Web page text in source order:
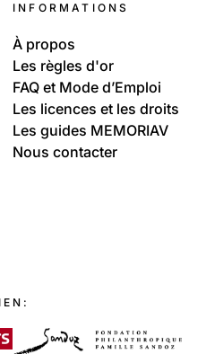
INFORMATIONS
À propos
Les règles d'or
FAQ et Mode d’Emploi
Les licences et les droits
Les guides MEMORIAV
Nous contacter